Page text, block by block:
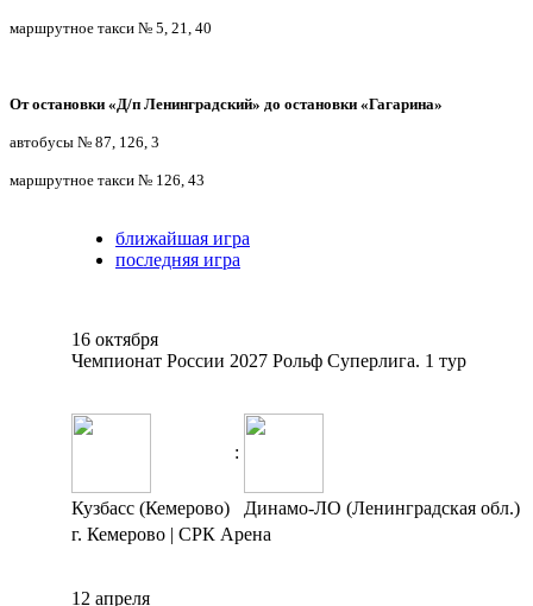
маршрутное такси № 5, 21, 40
От остановки «Д/п Ленинградский» до остановки «Гагарина»
автобусы № 87, 126, 3
маршрутное такси № 126, 43
ближайшая игра
последняя игра
16 октября
Чемпионат России 2027 Рольф Суперлига. 1 тур
:
Кузбасс (Кемерово)
Динамо-ЛО (Ленинградская обл.)
г. Кемерово | СРК Арена
12 апреля